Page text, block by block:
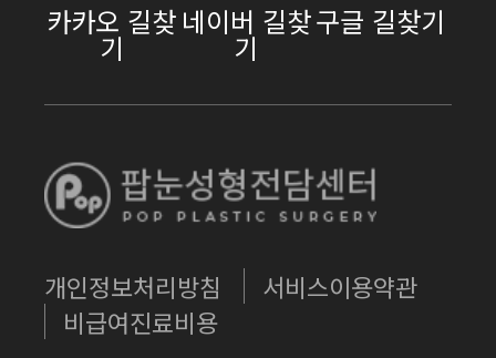
카카오 길찾
기
네이버 길찾
기
구글 길찾기
개인정보처리방침
서비스이용약관
비급여진료비용